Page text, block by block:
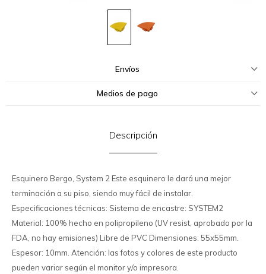
Envíos
Medios de pago
Descripción
Esquinero Bergo, System 2 Este esquinero le dará una mejor
terminación a su piso, siendo muy fácil de instalar.
Especificaciones técnicas: Sistema de encastre: SYSTEM2
Material: 100% hecho en polipropileno (UV resist, aprobado por la
FDA, no hay emisiones) Libre de PVC Dimensiones: 55x55mm.
Espesor: 10mm. Atención: las fotos y colores de este producto
pueden variar según el monitor y/o impresora.